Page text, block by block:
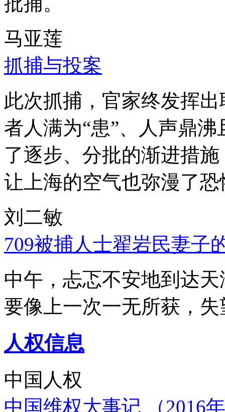
马亚莲
抓捕与投案
此次抓捕，官家终发挥
者人满为“患”、人声鼎
了逐步、分批的渐进措
让上海的空气也弥漫了
刘二敏
709被捕人士翟岩民妻子
中午，忐忑不安地到达
要像上一次一无所获，
人权信息
中国人权
中国维权大事记 （2016